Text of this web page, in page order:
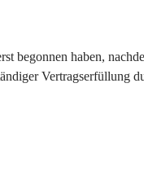
begonnen haben,
Vertragserfüllung